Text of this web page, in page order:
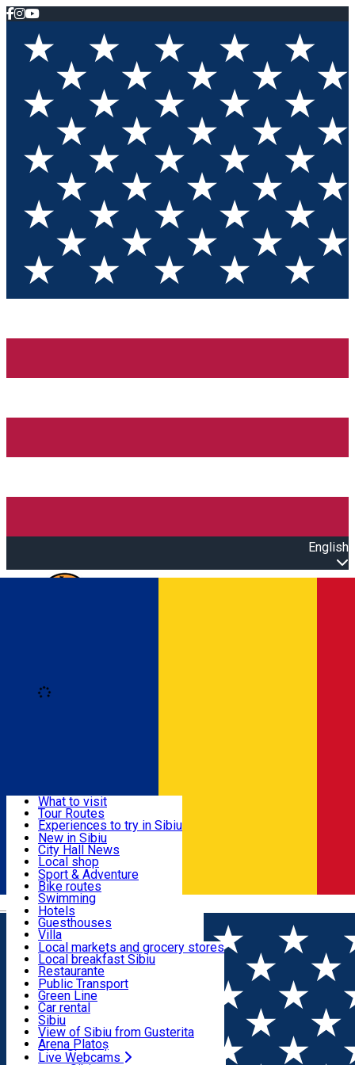
English
Română
Useful info
Activities & Adventure
Accommodation
Food, Drinks & Nightlife
Transport & Parking
Live Webcams
What to visit
Tour Routes
Experiences to try in Sibiu
Podcast
Culture
Museums
Churches
Parks, Zoo
County of Sibiu
New in Sibiu
City Hall News
Local shop
Sibiu artisans
Sibiul Verde
Public services
Education
How do I get to Sibiu
Tourist Info
Tour Guides
Guided tours
Publicații locale
Beauty salons
Sport & Adventure
Bike routes
Swimming
Riding
Indoor activities
Loc de joacă indoor
Loc de joacă outdoor
Ski
Ice skating
Yoga
Hotels
Guesthouses
Villa
Hostels
Motel
Camping
Renting rooms
Rooms for rent
Accommodation outside Sibiu
Local markets and grocery stores
Local breakfast Sibiu
Restaurante
Pizza
Fast Food
Coffee
Sweets
Pub, Bar
Night clubs
Bakeries
Public Transport
Green Line
Car rental
Rent a bike
Scooter rentals
Taxi
Ride Sharing
Sibiu
View of Sibiu from Gusterita
Arena Platoș
Live Webcams